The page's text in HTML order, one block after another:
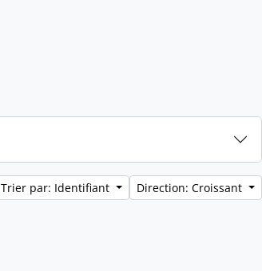
Trier par: Identifiant Direction: Croissant